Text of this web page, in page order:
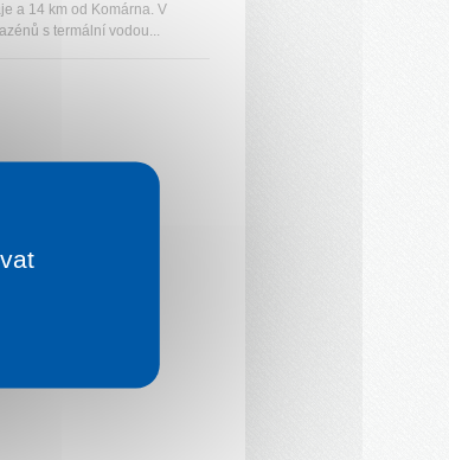
a 14 km od Komárna. V
s termální vodou...